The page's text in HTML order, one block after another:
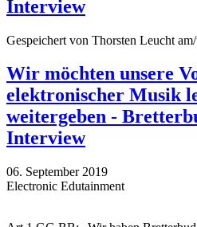
Interview
Gespeichert von Thorsten Leucht
Wir möchten unsere
elektronischer Musik
weitergeben -
Interview
06. September 2019
Electronic Edutainment